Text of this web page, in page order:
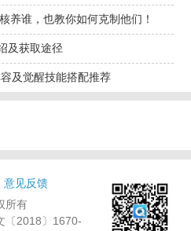
养谁，也教你如何克制他们！
及获取途径
及觉醒技能搭配推荐
意见反馈
所有
2018〕1670-